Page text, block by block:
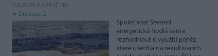
3.8.2026 12:35 (ČTK)
Diskuse: 2
Společnost Severní
energetická hodlá sama
rozhodnout o využití peněz,
které ušetřila na rekultivacích